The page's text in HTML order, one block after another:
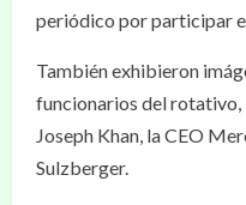
periódico por participar
También exhibieron
funcionarios del
Joseph Khan, la CEO
Sulzberger.